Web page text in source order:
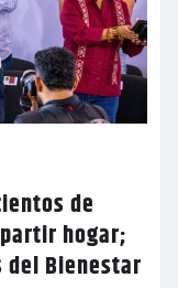
de
hogar;
del Bienestar